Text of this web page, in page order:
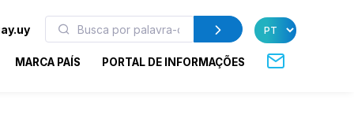
MARCA PAÍS PORTAL DE INFORMAÇÕES